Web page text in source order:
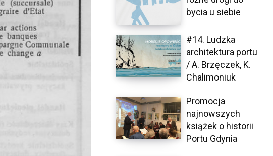
bycia u siebie
#14. Ludzka
architektura portu
/ A. Brzęczek, K.
Chalimoniuk
Promocja
najnowszych
książek o historii
Portu Gdynia